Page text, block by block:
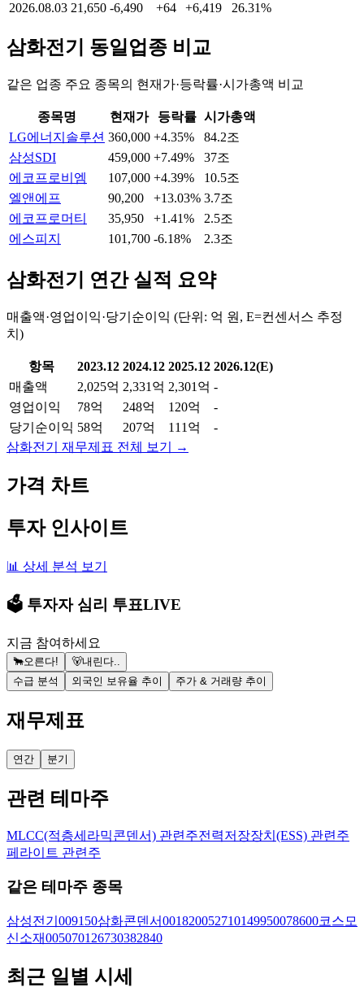
2026.08.03 21,650 -6,490 +64 +6,419 26.31%
삼화전기 동일업종 비교
같은 업종 주요 종목의 현재가·등락률·시가총액 비교
종목명 현재가 등락률 시가총액
LG에너지솔루션 360,000 +4.35%
84.2조
삼성SDI
459,000 +7.49%
37조
에코프로비엠
107,000 +4.39%
10.5조
엘앤에프
90,200 +13.03% 3.7조
에코프로머티
35,950 +1.41%
2.5조
에스피지
101,700 -6.18% 2.3조
삼화전기 연간 실적 요약
매출액·영업이익·당기순이익 (단위: 억 원, E=컨센서스 추정
치)
항목 2023.12 2024.12 2025.12 2026.12(E)
매출액
2,025억 2,331억 2,301억 -
영업이익
78억 248억 120억
-
당기순이익 58억 207억 111억
-
삼화전기
재무제표 전체 보기 →
가격 차트
투자 인사이트
📊 상세 분석 보기
🗳️ 투자자 심리 투표LIVE
지금 참여하세요
🐂오른다! 🐻내린다..
수급 분석
외국인 보유율 추이 주가 & 거래량 추이
재무제표
연간 분기
관련 테마주
MLCC(적층세라믹콘덴서) 관련주전력저장장치(ESS) 관련주
페라이트 관련주
같은 테마주 종목
삼성전기 009150삼화콘덴서001820052710149950078600코스모
신소재005070126730382840
최근 일별 시세